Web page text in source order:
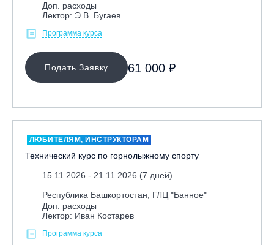
Тренерам
СРОКИ ПРОВЕДЕНИЯ
МЕСТО ПРОВЕДЕНИЯ
Доп. расходы
Лектор: Э.В. Бугаев
Программа курса
Подать Заявку 61 000 ₽
ЛЮБИТЕЛЯМ, ИНСТРУКТОРАМ
Технический курс по горнолыжному спорту
15.11.2026 - 21.11.2026 (7 дней)
Республика Башкортостан, ГЛЦ "Банное"
Доп. расходы
Лектор: Иван Костарев
Программа курса